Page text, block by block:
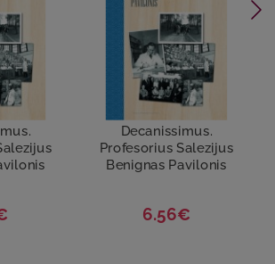
Decanissimus.
Profesorius Salezijus
Benignas Pavilonis
6.56€